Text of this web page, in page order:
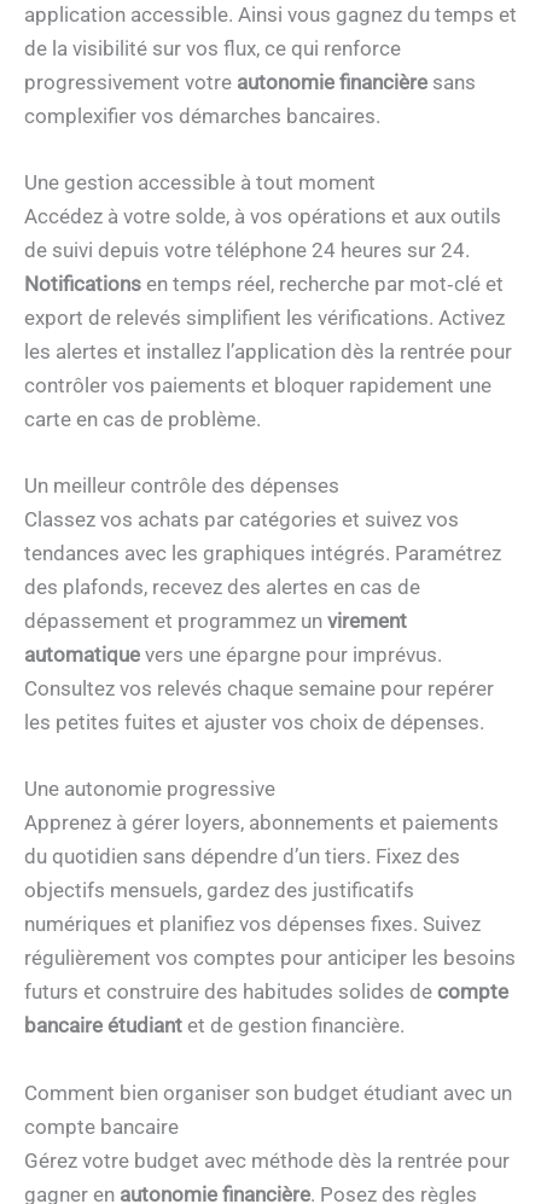
application accessible. Ainsi vous gagnez du temps et
de la visibilité sur vos flux, ce qui renforce
progressivement votre autonomie financière sans
complexifier vos démarches bancaires.
Une gestion accessible à tout moment
Accédez à votre solde, à vos opérations et aux outils
de suivi depuis votre téléphone 24 heures sur 24.
Notifications en temps réel, recherche par mot‑clé et
export de relevés simplifient les vérifications. Activez
les alertes et installez l’application dès la rentrée pour
contrôler vos paiements et bloquer rapidement une
carte en cas de problème.
Un meilleur contrôle des dépenses
Classez vos achats par catégories et suivez vos
tendances avec les graphiques intégrés. Paramétrez
des plafonds, recevez des alertes en cas de
dépassement et programmez un virement
automatique vers une épargne pour imprévus.
Consultez vos relevés chaque semaine pour repérer
les petites fuites et ajuster vos choix de dépenses.
Une autonomie progressive
Apprenez à gérer loyers, abonnements et paiements
du quotidien sans dépendre d’un tiers. Fixez des
objectifs mensuels, gardez des justificatifs
numériques et planifiez vos dépenses fixes. Suivez
régulièrement vos comptes pour anticiper les besoins
futurs et construire des habitudes solides de compte
bancaire étudiant et de gestion financière.
Comment bien organiser son budget étudiant avec un
compte bancaire
Gérez votre budget avec méthode dès la rentrée pour
gagner en autonomie financière. Posez des règles